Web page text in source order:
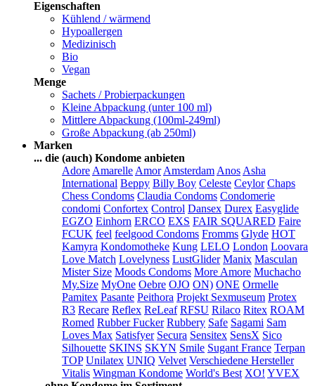
Eigenschaften
Kühlend / wärmend
Hypoallergen
Medizinisch
Bio
Vegan
Menge
Sachets / Probierpackungen
Kleine Abpackung (unter 100 ml)
Mittlere Abpackung (100ml-249ml)
Große Abpackung (ab 250ml)
Marken
... die (auch) Kondome anbieten
Adore Amarelle Amor Amsterdam Anos Asha
International Beppy Billy Boy Celeste Ceylor Chaps
Chess Condoms Claudia Condoms Condomerie
condomi Confortex Control Dansex Durex Easyglide
EGZO Einhorn ERCO EXS FAIR SQUARED Faire
FCUK feel feelgood Condoms Fromms Glyde HOT
Kamyra Kondomotheke Kung LELO London Loovara
Love Match Lovelyness LustGlider Manix Masculan
Mister Size Moods Condoms More Amore Muchacho
My.Size MyOne Oebre OJO ON) ONE Ormelle
Pamitex Pasante Peithora Projekt Sexmuseum Protex
R3 Recare Reflex ReLeaf RFSU Rilaco Ritex ROAM
Romed Rubber Fucker Rubbery Safe Sagami Sam
Loves Max Satisfyer Secura Sensitex SensX Sico
Silhouette SKINS SKYN Smile Sugant France Terpan
TOP Unilatex UNIQ Velvet Verschiedene Hersteller
Vitalis Wingman Kondome World's Best XO! YVEX